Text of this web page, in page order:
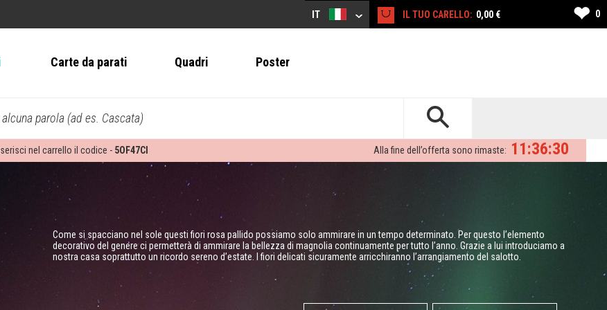
IT IL TUO CARELLO: 0,00 € ❤ 0
Carte da parati Quadri Poster
parola (ad es. Cascata)
nel carrello il codice - 5OF47CI 11:36:29
Alla fine dell’offerta sono rimaste:
Come si spacciano nel sole questi fiori rosa pallido possiamo solo ammirare in un tempo determinato. Per questo l’elemento
decorativo del genere ci permetterà di ammirare la bellezza di magnolia continuamente per tutto l’anno. Grazie a lui introduciamo a
nostra casa soprattutto un ricordo sereno d’estate. I fiori delicati sicuramente arricchiranno l’arrangiamento del salotto.